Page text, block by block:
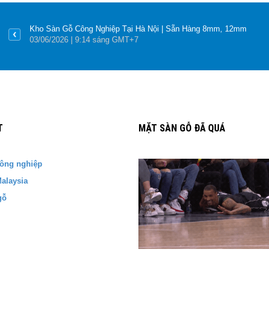
Kho Sàn Gỗ Công Nghiệp Tại Hà Nội | Sẵn Hàng 8mm, 12mm
03/06/2026 | 9:14 sáng GMT+7
nghiệp
MẶT SÀN GỖ ĐÃ QUÁ